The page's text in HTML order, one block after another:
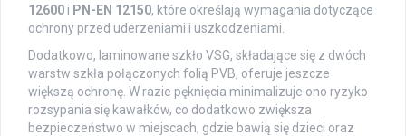
12600 i PN-EN 12150, które określają wymagania dotyczące
ochrony przed uderzeniami i uszkodzeniami.
Dodatkowo, laminowane szkło VSG, składające się z dwóch
warstw szkła połączonych folią PVB, oferuje jeszcze
większą ochronę. W razie pęknięcia minimalizuje ono ryzyko
rozsypania się kawałków, co dodatkowo zwiększa
bezpieczeństwo w miejscach, gdzie bawią się dzieci oraz